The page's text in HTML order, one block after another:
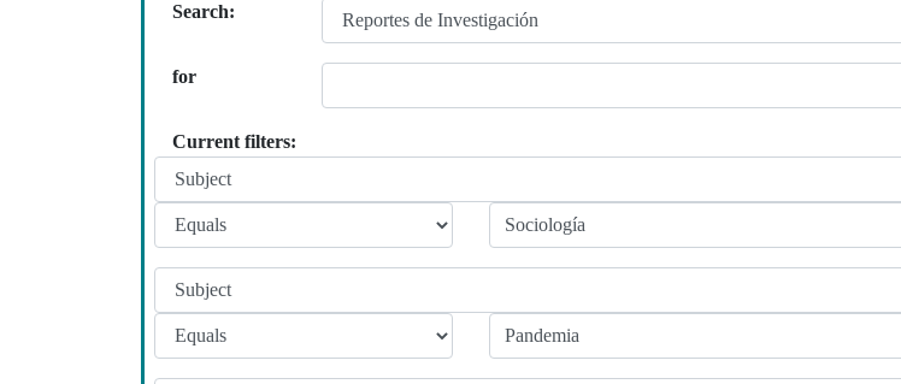
Search:
for
Current filters: